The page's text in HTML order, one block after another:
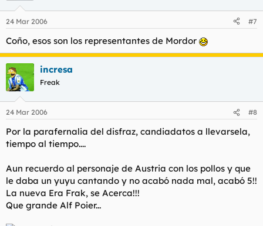
24 Mar 2006 #7
Coño, esos son los representantes de Mordor
incresa
Freak
24 Mar 2006 #8
Por la parafernalia del disfraz, candiadatos a llevarsela,
tiempo al tiempo....
Aun recuerdo al personaje de Austria con los pollos y que
le daba un yuyu cantando y no acabó nada mal, acabó 5!!
La nueva Era Frak, se Acerca!!!
Que grande Alf Poier...